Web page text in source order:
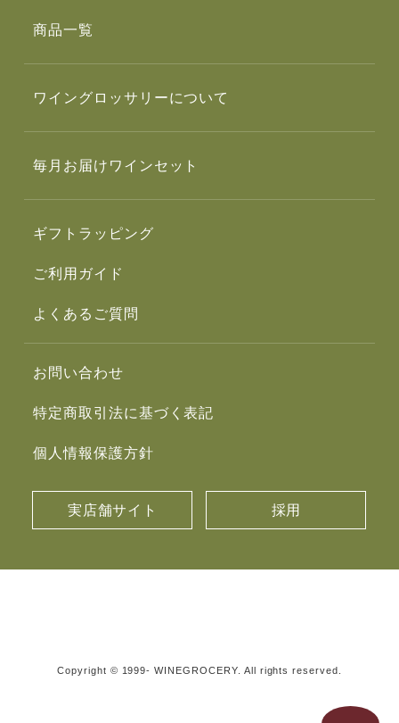
商品一覧
ワイングロッサリーについて
毎月お届けワインセット
ギフトラッピング
ご利用ガイド
よくあるご質問
お問い合わせ
特定商取引法に基づく表記
個人情報保護方針
実店舗サイト 採用
Copyright © 1999- WINEGROCERY. All rights reserved.